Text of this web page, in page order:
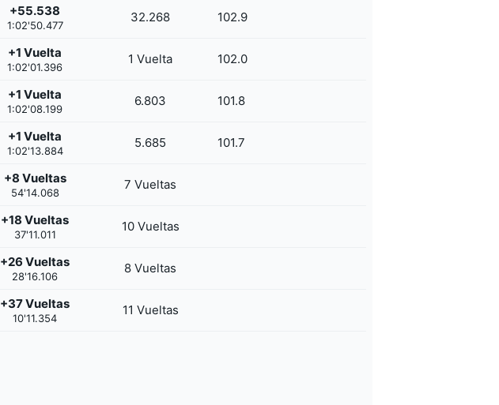
+55.538
1:02'50.477
32.268 102.9
+1 Vuelta
1:02'01.396
1 Vuelta 102.0
+1 Vuelta
1:02'08.199
6.803 101.8
+1 Vuelta
1:02'13.884
5.685 101.7
+8 Vueltas
54'14.068
7 Vueltas
+18 Vueltas
37'11.011
10 Vueltas
+26 Vueltas
28'16.106
8 Vueltas
+37 Vueltas
10'11.354
11 Vueltas